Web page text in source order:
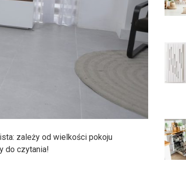
zależy od wielkości pokoju
do czytania!